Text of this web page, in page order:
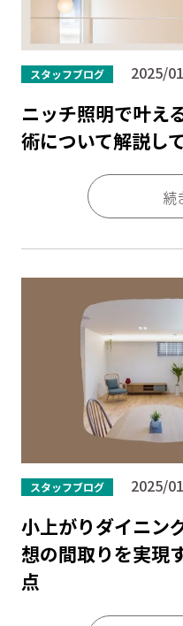
スタッフブログ 2025/
ニッチ照明で叶え
術について解説し
続
スタッフブログ 2025/
小上がりダイニン
想の間取りを実現
点